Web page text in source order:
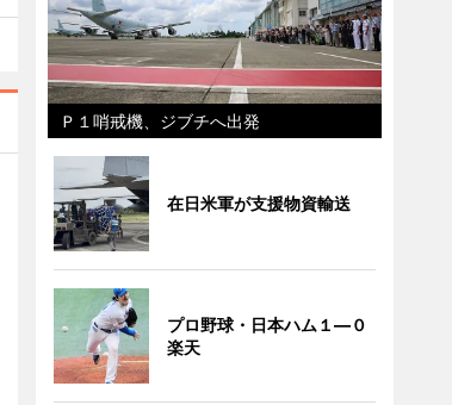
Ｐ１哨戒機、ジブチへ出発
在日米軍が支援物資輸送
プロ野球・日本ハム１―０
楽天